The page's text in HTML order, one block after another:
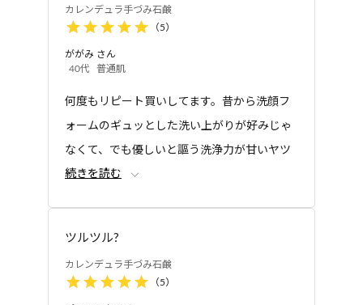
トライアルセット
キンケアトライアルセ
す。
カレンデュラ手づみ石鹸
（5）
ががみ さん
40代
普通肌
何度もリピート買いしてます。昔から洗顔フ
ォームのギュッとした洗い上がりが好みじゃ
なくて、でも優しいと謳う洗浄力が甘いヤツ
も嫌で。この石鹸は必要な潤いは残しつつ、
る人みたいです。
続きを読む
ツルツル?
カレンデュラ手づみ石鹸
（5）